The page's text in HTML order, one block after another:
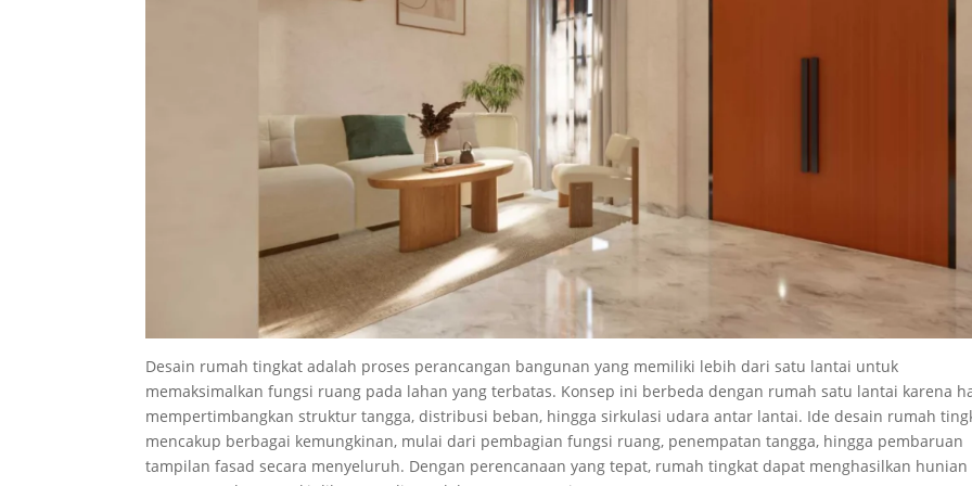
Desain rumah tingkat adalah proses perancangan bangunan yang memiliki lebih dari satu lantai untuk
memaksimalkan fungsi ruang pada lahan yang terbatas. Konsep ini berbeda dengan rumah satu lantai karena
mempertimbangkan struktur tangga, distribusi beban, hingga sirkulasi udara antar lantai. Ide desain rumah
mencakup berbagai kemungkinan, mulai dari pembagian fungsi ruang, penempatan tangga, hingga pembaruan
tampilan fasad secara menyeluruh. Dengan perencanaan yang tepat, rumah tingkat dapat menghasilkan hunian